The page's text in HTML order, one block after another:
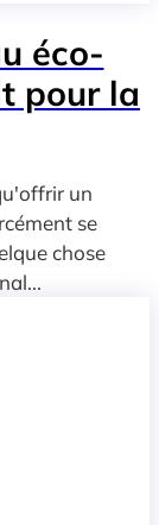
éco-
pour la
un
se
chose